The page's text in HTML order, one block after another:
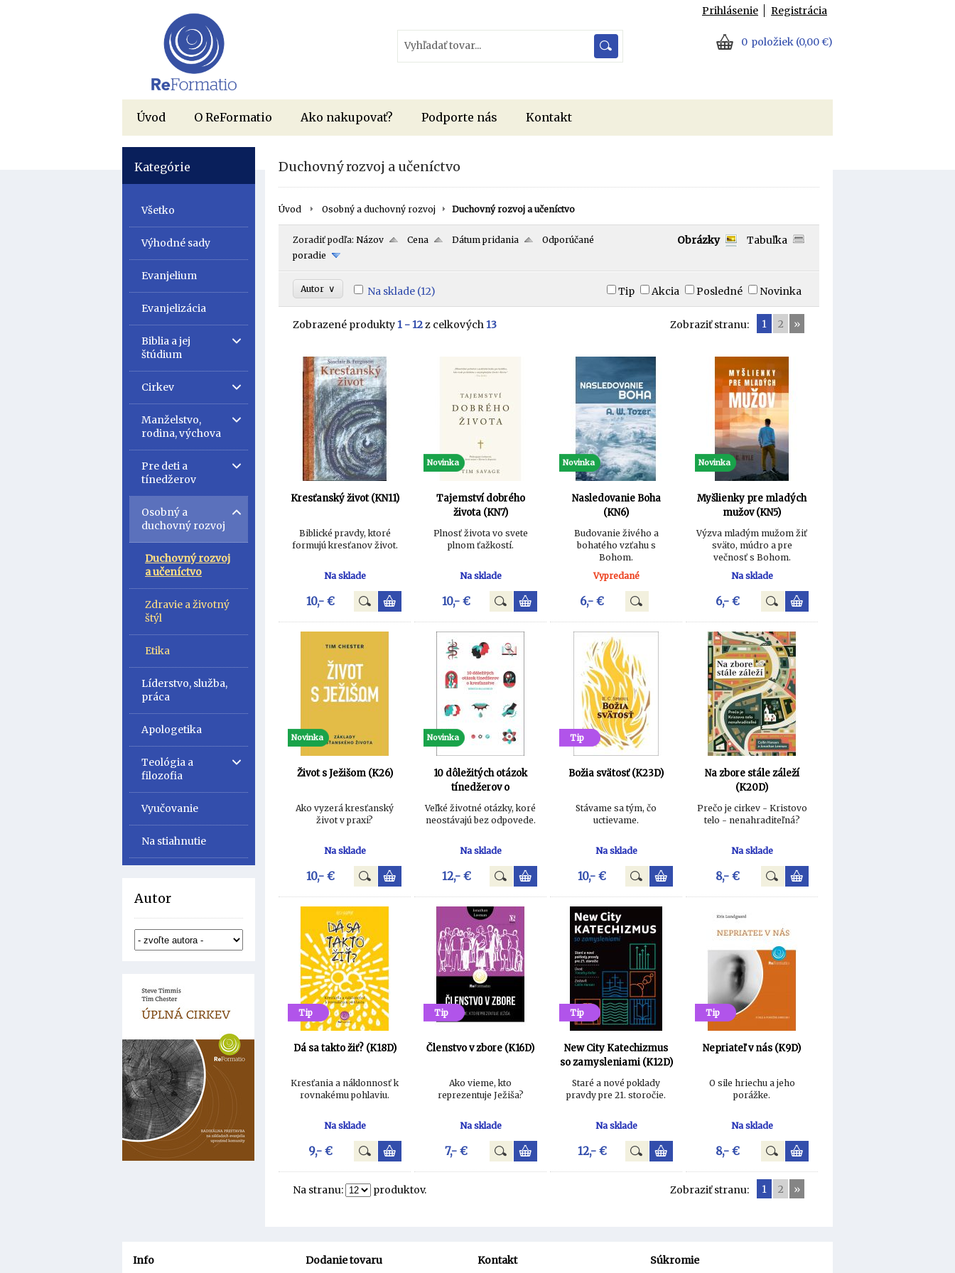
Prihlásenie Registrácia
0 položiek (0,00 €)
Úvod O ReFormatio Ako nakupovať? Podporte nás Kontakt
Kategórie
Všetko
Výhodné sady
Evanjelium
Evanjelizácia
Biblia a jej
štúdium
Cirkev
Manželstvo,
rodina, výchova
Pre deti a
tínedžerov
Osobný a
duchovný rozvoj
Duchovný rozvoj
a učeníctvo
Zdravie a životný
štýl
Etika
Líderstvo, služba,
práca
Apologetika
Teológia a
filozofia
Vyučovanie
Na stiahnutie
Autor
Duchovný rozvoj a učeníctvo
Úvod Osobný a duchovný rozvoj Duchovný rozvoj a učeníctvo
Zoradiť podľa: Názov Cena Dátum pridania
Odporúčané
poradie
Obrázky Tabuľka
Autor ∨ Na sklade (12) Tip Akcia Posledné Novinka
Zobrazené produkty 1 - 12z celkových 13 Zobraziť stranu: 1 2 »
Kresťanský život (KN11)
Biblické pravdy, ktoré
formujú kresťanov život.
Na sklade
10,- €
Novinka
Tajemství dobrého
života (KN7)
Plnosť života vo svete
plnom ťažkostí.
Na sklade
10,- €
Novinka
Nasledovanie Boha
(KN6)
Budovanie živého a
bohatého vzťahu s
Bohom.
Vypredané
6,- €
Novinka
Myšlienky pre mladých
mužov (KN5)
Výzva mladým mužom žiť
sväto, múdro a pre
večnosť s Bohom.
Na sklade
6,- €
Novinka
Život s Ježišom (K26)
Ako vyzerá kresťanský
život v praxi?
Na sklade
10,- €
Novinka
10 dôležitých otázok
tínedžerov o
kresťanstve (K25D)
Veľké životné otázky, koré
neostávajú bez odpovede.
Na sklade
12,- €
Tip
Božia svätosť (K23D)
Stávame sa tým, čo
uctievame.
Na sklade
10,- €
Na zbore stále záleží
(K20D)
Prečo je cirkev - Kristovo
telo - nenahraditeľná?
Na sklade
8,- €
Tip
Dá sa takto žiť? (K18D)
Kresťania a náklonnosť k
rovnakému pohlaviu.
Na sklade
9,- €
Tip
Členstvo v zbore (K16D)
Ako vieme, kto
reprezentuje Ježiša?
Na sklade
7,- €
Tip
New City Katechizmus
so zamysleniami (K12D)
Staré a nové poklady
pravdy pre 21. storočie.
Na sklade
12,- €
Tip
Nepriateľ v nás (K9D)
O sile hriechu a jeho
porážke.
Na sklade
8,- €
Na stranu: produktov. Zobraziť stranu: 1 2 »
Info Dodanie tovaru Kontakt Súkromie